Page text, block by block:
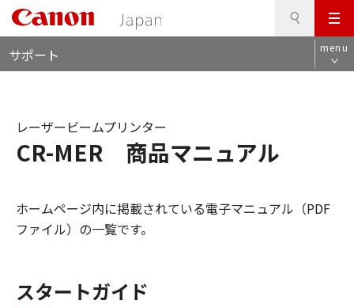
メ
ニ
ュ
サポート menu
CR-MER 商品マニュアル
レーザービームプリンター
ホームページ内に掲載されている電子マニュアル（PDF
ファイル）の一覧です。
スタートガイド